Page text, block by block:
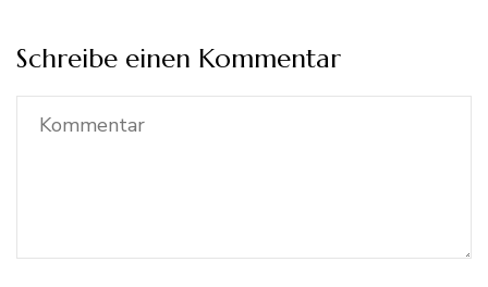
Schreibe einen Kommentar